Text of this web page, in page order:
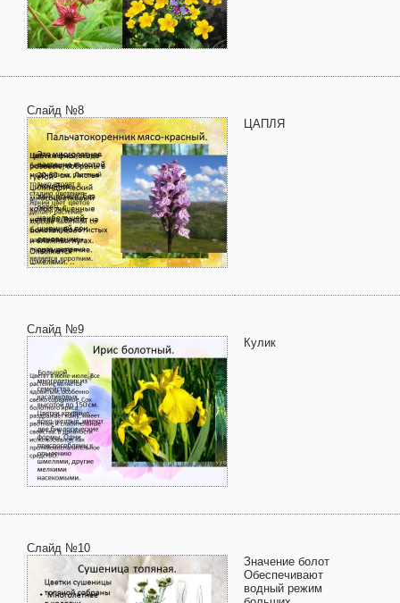
Слайд №8
ЦАПЛЯ
Слайд №9
Кулик
Слайд №10
Значение болот
Обеспечивают
водный режим